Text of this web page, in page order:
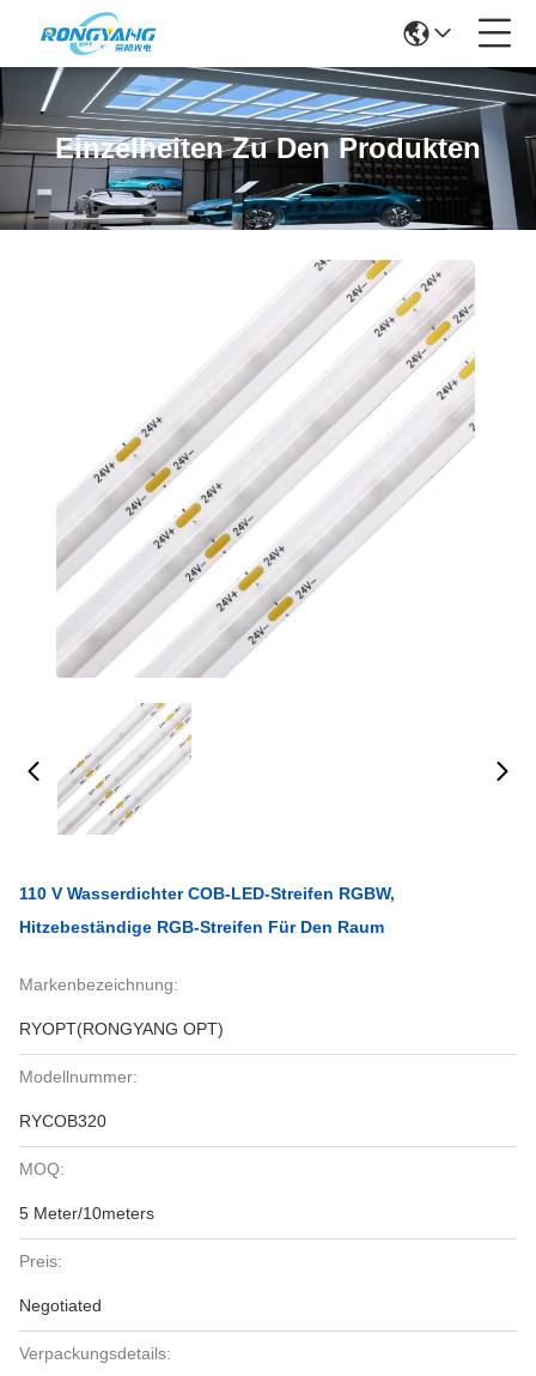
Einzelheiten Zu Den Produkten
110 V Wasserdichter COB-LED-Streifen RGBW,
Hitzebeständige RGB-Streifen Für Den Raum
Markenbezeichnung:
RYOPT(RONGYANG OPT)
Modellnummer:
RYCOB320
MOQ:
5 Meter/10meters
Preis:
Negotiated
Verpackungsdetails: